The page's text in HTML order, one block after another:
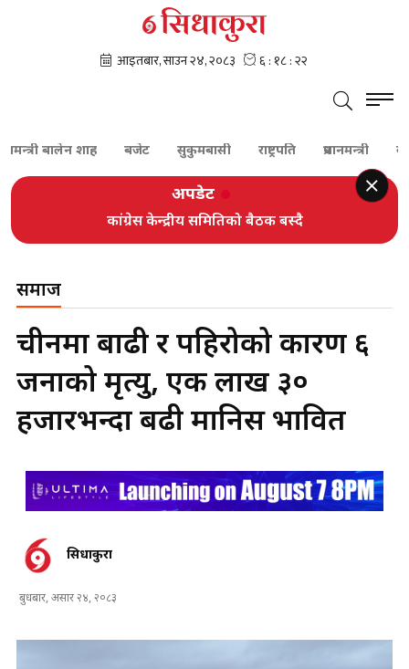
बालेन शाह बजेट सुकुमबासी राष्ट्रपति प्रधानमन्त्री कांग्रेस
अपडेट
कांग्रेस केन्द्रीय समितिको बैठक बस्दै
समाज
चीनमा बाढी र पहिरोको कारण ६
जनाको मृत्यु, एक लाख ३०
हजारभन्दा बढी मानिस प्रभावित
सिधाकुरा
बुधबार, असार २४, २०८३